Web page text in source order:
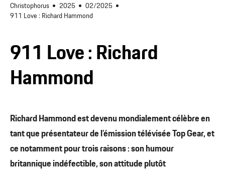
Christophorus 2025
02/2025
911 Love : Richard Hammond
911 Love : Richard
Hammond
Richard Hammond est devenu mondialement célèbre en
tant que présentateur de l’émission télévisée Top Gear, et
ce notamment pour trois raisons : son humour
britannique indéfectible, son attitude plutôt